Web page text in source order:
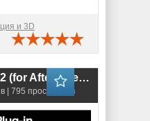
и 3D
LightSweepPro 1.3.2 (for After Effects)
| 795 просмотров